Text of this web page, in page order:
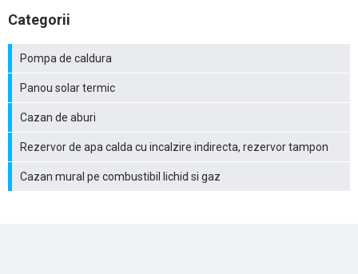
Categorii
Pompa de caldura
Panou solar termic
Cazan de aburi
Rezervor de apa calda cu incalzire indirecta, rezervor tampon
Cazan mural pe combustibil lichid si gaz